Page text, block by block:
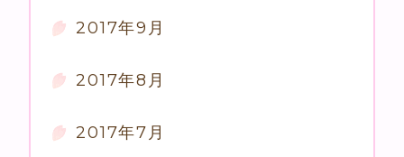
2017年9月
2017年8月
2017年7月